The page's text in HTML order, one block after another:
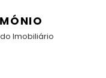
Imobiliário